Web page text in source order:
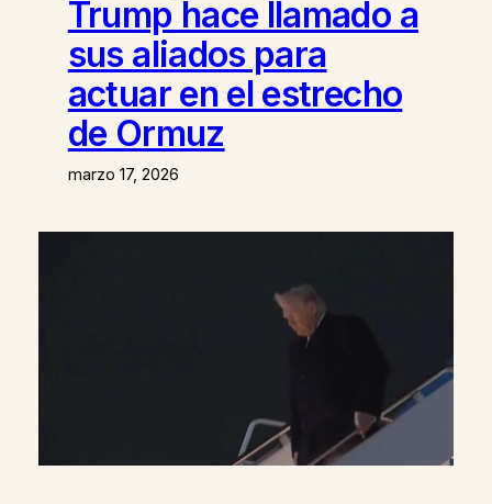
Trump hace llamado a
sus aliados para
actuar en el estrecho
de Ormuz
marzo 17, 2026